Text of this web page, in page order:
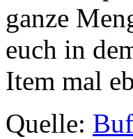
ganze
euch in
Item mal
Quelle: